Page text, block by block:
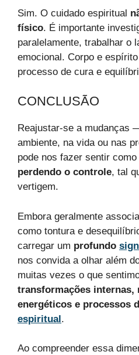
Sim. O cuidado espiritual
físico. É importante
paralelamente, trabalhar o
emocional. Corpo e
processo de cura e
CONCLUSÃO
Reajustar-se a mudanças
ambiente, na vida ou nas
pode nos fazer sentir
perdendo o controle, tal
vertigem.
Embora geralmente
como tontura e
carregar um profundo
nos convida a olhar além
muitas vezes o que
transformações internas,
energéticos e processos
espiritual.
Ao compreender essa